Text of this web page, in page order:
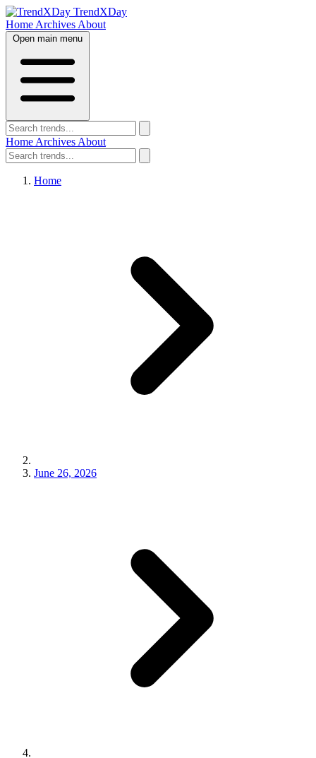
TrendXDay
Home Archives About
Open main menu
Home Archives About
Home
June 26, 2026